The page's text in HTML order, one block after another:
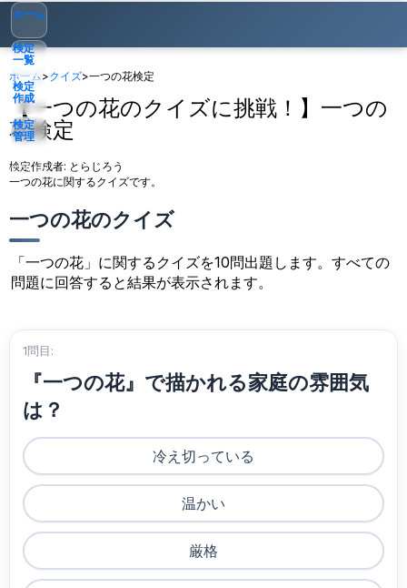
ホーム
検定
一覧
検定
作成
検定
管理
ゲスト▾
ホーム>クイズ>一つの花検定
【一つの花のクイズに挑戦！】一つの
花検定
検定作成者: とらじろう
一つの花に関するクイズです。
一つの花のクイズ
「一つの花」に関するクイズを10問出題します。すべての
問題に回答すると結果が表示されます。
1問目:
『一つの花』で描かれる家庭の雰囲気
は？
冷え切っている
温かい
厳格